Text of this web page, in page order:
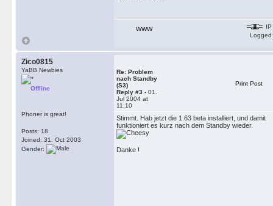
WWW
IP
Logged
Zico0815
YaBB Newbies
Offline
Phoner is great!
Posts: 18
Joined: 31. Oct 2003
Gender:
Re: Problem
nach Standby
(S3)
Reply #3 - 01.
Jul 2004 at
11:10
Print Post
Stimmt. Hab jetzt die 1.63 beta installiert, und damit
funktioniert es kurz nach dem Standby wieder.
Danke !